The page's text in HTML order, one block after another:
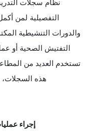
نظام سجلات
التفصيلية لمن
والدورات التنشيطية
التفتيش الصحية أو
تستخدم العديد من
هذه السجلات،
2. إجراء